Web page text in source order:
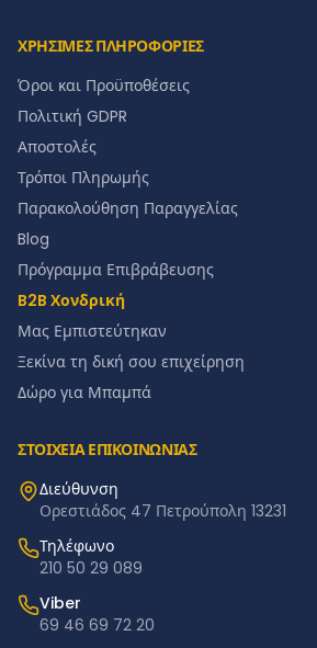
ΧΡΗΣΙΜΕΣ ΠΛΗΡΟΦΟΡΙΕΣ
Όροι και Προϋποθέσεις
Πολιτική GDPR
Αποστολές
Τρόποι Πληρωμής
Παρακολούθηση Παραγγελίας
Blog
Πρόγραμμα Επιβράβευσης
B2B Χονδρική
Μας Εμπιστεύτηκαν
Ξεκίνα τη δική σου επιχείρηση
Δώρο για Μπαμπά
ΣΤΟΙΧΕΙΑ ΕΠΙΚΟΙΝΩΝΙΑΣ
Διεύθυνση
Ορεστιάδος 47 Πετρούπολη 13231
Τηλέφωνο
210 50 29 089
Viber
69 46 69 72 20